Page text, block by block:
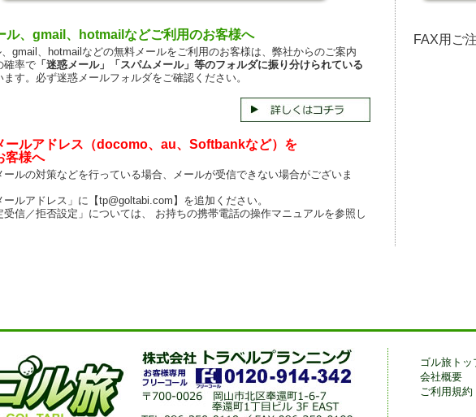
ル、gmail、hotmailなどご利用のお客様へ
gmail、hotmailなどの無料メールをご利用のお客様は、弊社からのご案内
確率で 「迷惑メール」「スパムメール」等のフォルダに振り分けられている
ます。必ず迷惑メールフォルダをご確認ください。
ールアドレス（docomo、au、Softbankなど）を
客様へ
ールの対策などを行っている場合、メールが受信できない場合がございま
ールアドレス」に【tp@goltabi.com】を追加ください。
受信／拒否設定」については、 お持ちの携帯電話の操作マニュアルを参照し
FAX用ご
ゴル旅トッ
会社概要
ご利用規約